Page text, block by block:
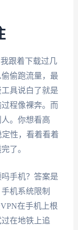
跟着下载过几
偷跑流量，最
具说白了就是
程像裸奔。而
。你想看高
性，看着看着
了。
手机？答案是
机系统限制
在手机上根
在地铁上追